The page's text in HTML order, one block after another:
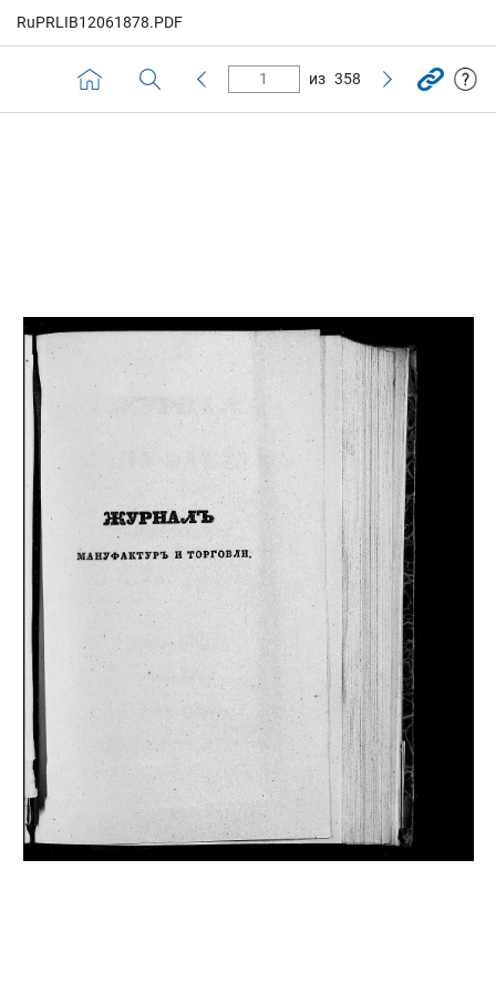
RuPRLIB12061878.PDF
из 358